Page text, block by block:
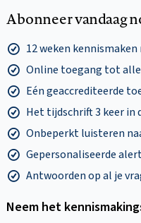
Abonneer vandaag
12 weken
Online toegang tot
Eén geaccrediteerde
Het tijdschrift 3 keer in
Onbeperkt luisteren
Gepersonaliseerde
Antwoorden op al je
Neem het